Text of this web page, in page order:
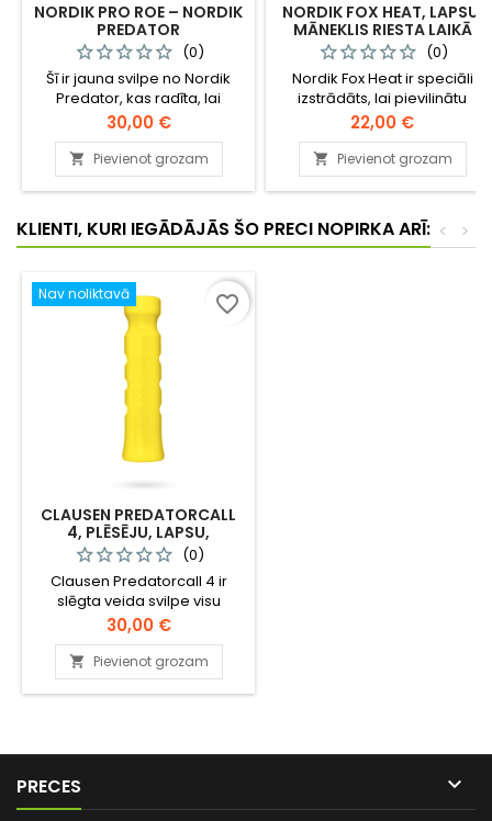
NORDIK PRO ROE – NORDIK
PREDATOR
STIRNĀŽU/STIRNU
MĀNEKLIS - SVILPE
(0)
Šī ir jauna svilpe no Nordik
Predator, kas radīta, lai
efektīvi piesauktu stirnāžus,
bet ar to tik pat veiksmīgi var
piesaukt arī stirnu kazas, kā
arī plēsējus, kas medī stirnas.
Cena
30,00 €
 Pievienot grozam
NORDIK FOX HEAT, LAPSU,
MĀNEKLIS RIESTA LAIKĀ
(0)
Nordik Fox Heat ir speciāli
izstrādāts, lai pievilinātu
lapsas, kas pārošanās
periodā meklē sev partneri.
Tas ir efektīvs arī citos
gadalaikos, lai pievilinātu
lapsas, kas aizstāv savu
teritoriju. Dažas lapsas reaģē
uz mānekli, citas ierodas
Cena
22,00 €
 Pievienot grozam
KLIENTI, KURI IEGĀDĀJĀS ŠO PRECI NOPIRKA ARĪ: >
<
Nav noliktavā
CLAUSEN PREDATORCALL
4, PLĒSĒJU, LAPSU,
JENOTSUŅU, LŪŠU
MĀNEKLIS
(0)
Clausen Predatorcall 4 ir
slēgta veida svilpe visu
plēsēju pievilināšanai.
Mānekļa forma atgādina
niedres stiebru, līdzinoties
stabulei.
Cena
30,00 €
 Pievienot grozam
favorite_border
PRECES 